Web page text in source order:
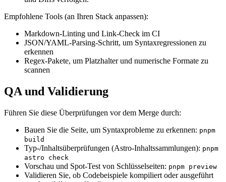
Empfohlene Tools (an Ihren Stack anpassen):
Markdown-Linting und Link-Check im CI
JSON/YAML-Parsing-Schritt, um Syntaxregressionen zu
erkennen
Regex-Pakete, um Platzhalter und numerische Formate zu
scannen
QA und Validierung
Führen Sie diese Überprüfungen vor dem Merge durch:
Bauen Sie die Seite, um Syntaxprobleme zu erkennen: pnpm
build
Typ-/Inhaltsüberprüfungen (Astro-Inhaltssammlungen): pnpm
astro check
Vorschau und Spot-Test von Schlüsselseiten: pnpm preview
Validieren Sie, ob Codebeispiele kompiliert oder ausgeführt